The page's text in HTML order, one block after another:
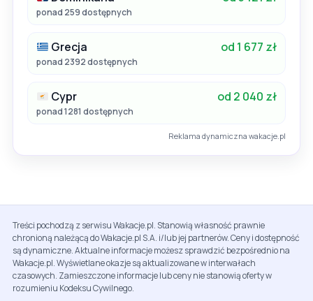
ponad 259 dostępnych
Grecja od 1 677 zł
ponad 2392 dostępnych
Cypr od 2 040 zł
ponad 1281 dostępnych
Reklama dynamiczna wakacje.pl
Treści pochodzą z serwisu Wakacje.pl. Stanowią własność prawnie
chronioną należącą do Wakacje.pl S.A. i/lub jej partnerów. Ceny i dostępność
są dynamiczne. Aktualne informacje możesz sprawdzić bezpośrednio na
Wakacje.pl. Wyświetlane okazje są aktualizowane w interwałach
czasowych. Zamieszczone informacje lub ceny nie stanowią oferty w
rozumieniu Kodeksu Cywilnego.